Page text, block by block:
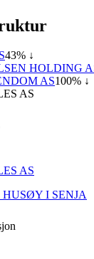
43% ↓
HOLDING
AS100% ↓
AS
AS
HUSØY I SENJA